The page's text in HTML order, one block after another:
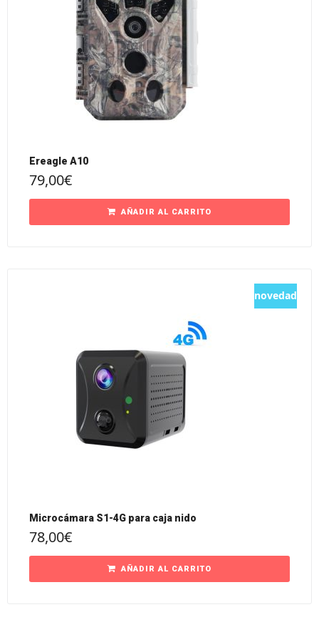
Ereagle A10
79,00€
AÑADIR AL CARRITO
novedad
Microcámara S1-4G para caja nido
78,00€
AÑADIR AL CARRITO